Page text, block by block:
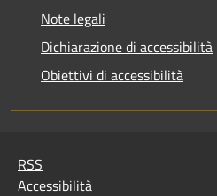
Note legali
Dichiarazione di accessibilità
Obiettivi di accessibilità
RSS
Accessibilità